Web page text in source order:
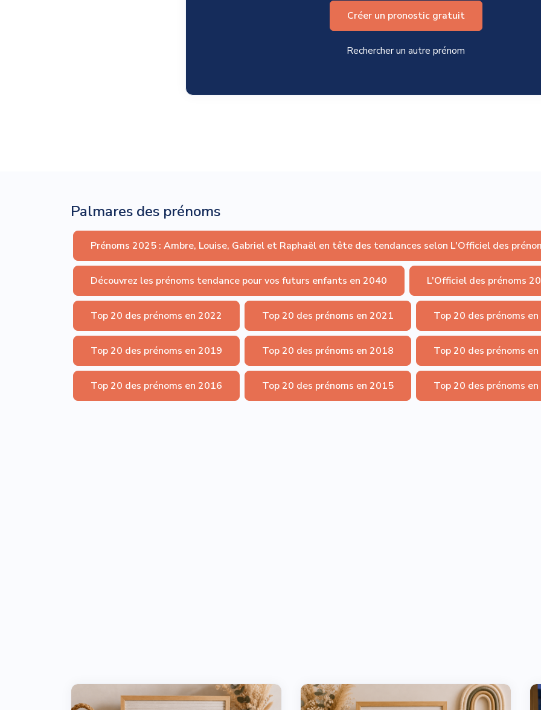
Créer un pronostic gratuit
Rechercher un autre prénom
Palmares des prénoms
Prénoms 2025 : Ambre, Louise, Gabriel et Raphaël en tête des tendances selon L'Officiel des
Découvrez les prénoms tendance pour vos futurs enfants en 2040 L'Officiel des prénoms
Top 20 des prénoms en 2022 Top 20 des prénoms en 2021 Top 20 des prénoms
Top 20 des prénoms en 2019 Top 20 des prénoms en 2018 Top 20 des prénoms
Top 20 des prénoms en 2016 Top 20 des prénoms en 2015 Top 20 des prénoms